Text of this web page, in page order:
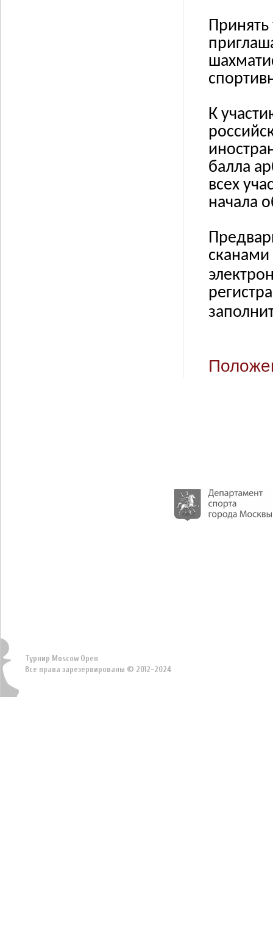
Принять
К
балла
всех
начала
сканами
Турнир Moscow Open
Все права зарезервированы © 2012-2024